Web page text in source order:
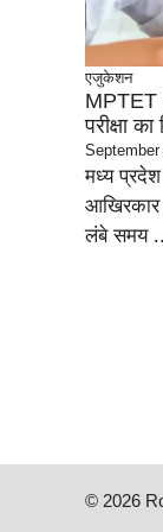
एजुकेशन
MPTET
परीक्षा
मध्य
आखिरकार
लंबे समय
© 2026